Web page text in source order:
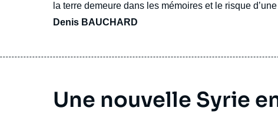
la terre demeure dans les mémoires et le risque
Denis BAUCHARD
Une nouvelle Syrie